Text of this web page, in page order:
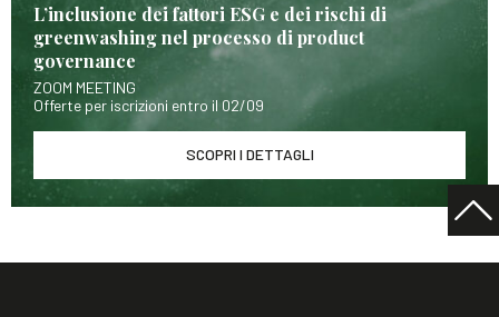
L’inclusione dei fattori ESG e dei rischi di
greenwashing nel processo di product
governance
ZOOM MEETING
Offerte per iscrizioni entro il 02/09
SCOPRI I DETTAGLI